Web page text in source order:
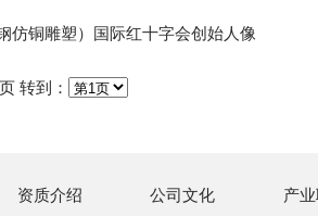
仿铜雕塑）国际红十字会创始人像
转到：
资质介绍 公司文化 产